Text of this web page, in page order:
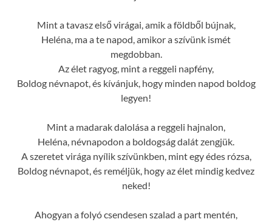
Mint a tavasz első virágai, amik a földből bújnak,
Heléna, ma a te napod, amikor a szívünk ismét
megdobban.
Az élet ragyog, mint a reggeli napfény,
Boldog névnapot, és kívánjuk, hogy minden napod boldog
legyen!
Mint a madarak dalolása a reggeli hajnalon,
Heléna, névnapodon a boldogság dalát zengjük.
A szeretet virága nyílik szívünkben, mint egy édes rózsa,
Boldog névnapot, és reméljük, hogy az élet mindig kedvez
neked!
Ahogyan a folyó csendesen szalad a part mentén,